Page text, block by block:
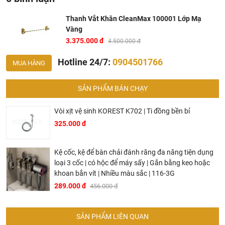
Lớp mạ : Vàng
Hãng sản xuất : CleanMax
Công nghệ : Châu Âu
Nơi sản xuất : Việt Nam
và giá rẻ nhất ?
phòng tắm CleanMaxchính thức và chính hãng tại Việt
Nam, chúng tôi cam kết các sản phẩm CleanMax được
phân phối bởi Khalinguyen.vn là chính hãng.
Hiện tại chúng tôi có rất nhiều
vào hotline để được tư vấn chi tiết
Thanh Vắt Khăn CleanMax 100001 Lớp Mạ
Vàng
3.375.000 đ
4.500.000 đ
MUA HÀNG Hotline 24/7: 0904501766
SẢN PHẨM BÁN CHẠY
Vòi xịt vệ sinh KOREST K702 | Ti đồng bền bỉ
325.000 đ
Kệ cốc, kệ để bàn chải đánh răng đa năng tiện dụng
loại 3 cốc | có hộc để máy sấy | Gắn bằng keo hoặc
khoan bắn vít | Nhiều màu sắc | 116-3G
289.000 đ 456.000 đ
SẢN PHẨM LIÊN QUAN